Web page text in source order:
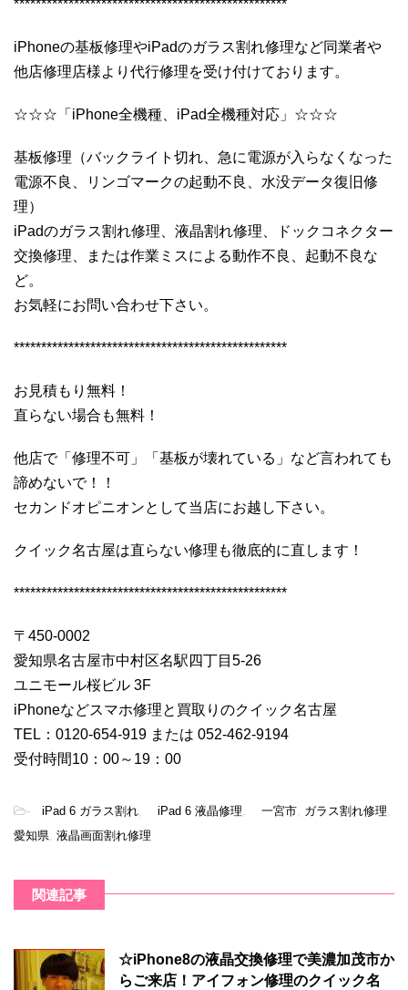
**************************************************
iPhoneの基板修理やiPadのガラス割れ修理など同業者や
他店修理店様より代行修理を受け付けております。
☆☆☆「iPhone全機種、iPad全機種対応」☆☆☆
基板修理（バックライト切れ、急に電源が入らなくなった
電源不良、リンゴマークの起動不良、水没データ復旧修
理）
iPadのガラス割れ修理、液晶割れ修理、ドックコネクター
交換修理、または作業ミスによる動作不良、起動不良な
ど。
お気軽にお問い合わせ下さい。
**************************************************
お見積もり無料！
直らない場合も無料！
他店で「修理不可」「基板が壊れている」など言われても
諦めないで！！
セカンドオピニオンとして当店にお越し下さい。
クイック名古屋は直らない修理も徹底的に直します！
**************************************************
〒450-0002
愛知県名古屋市中村区名駅四丁目5-26
ユニモール桜ビル 3F
iPhoneなどスマホ修理と買取りのクイック名古屋
TEL：0120-654-919 または 052-462-9194
受付時間10：00～19：00
- iPad 6 ガラス割れ, iPad 6 液晶修理, 一宮市, ガラス割れ修理,
愛知県, 液晶画面割れ修理
関連記事
☆iPhone8の液晶交換修理で美濃加茂市か
らご来店！アイフォン修理のクイック名